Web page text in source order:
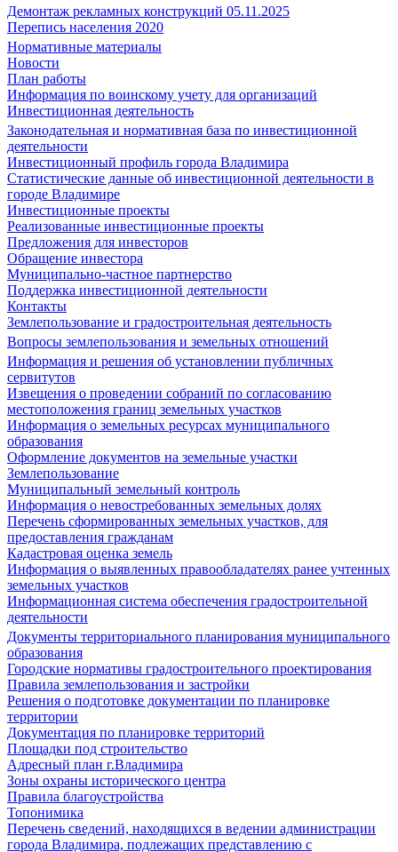
Демонтаж рекламных конструкций 05.11.2025
Перепись населения 2020
Нормативные материалы
Новости
План работы
Информация по воинскому учету для организаций
Инвестиционная деятельность
Законодательная и нормативная база по инвестиционной
деятельности
Инвестиционный профиль города Владимира
Статистические данные об инвестиционной деятельности в
городе Владимире
Инвестиционные проекты
Реализованные инвестиционные проекты
Предложения для инвесторов
Обращение инвестора
Муниципально-частное партнерство
Поддержка инвестиционной деятельности
Контакты
Землепользование и градостроительная деятельность
Вопросы землепользования и земельных отношений
Информация и решения об установлении публичных
сервитутов
Извещения о проведении собраний по согласованию
местоположения границ земельных участков
Информация о земельных ресурсах муниципального
образования
Оформление документов на земельные участки
Землепользование
Муниципальный земельный контроль
Информация о невостребованных земельных долях
Перечень сформированных земельных участков, для
предоставления гражданам
Кадастровая оценка земель
Информация о выявленных правообладателях ранее учтенных
земельных участков
Информационная система обеспечения градостроительной
деятельности
Документы территориального планирования муниципального
образования
Городские нормативы градостроительного проектирования
Правила землепользования и застройки
Решения о подготовке документации по планировке
территории
Документация по планировке территорий
Площадки под строительство
Адресный план г.Владимира
Зоны охраны исторического центра
Правила благоустройства
Топонимика
Перечень сведений, находящихся в ведении администрации
города Владимира, подлежащих представлению с